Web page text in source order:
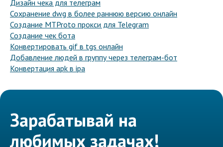
Дизайн чека для телеграм
Сохранение dwg в более раннюю версию онлайн
Создание MTProto прокси для Telegram
Создание чек бота
Конвертировать gif в tgs онлайн
Добавление людей в группу через телеграм-бот
Конвертация apk в ipa
Зарабатывай на
любимых задачах!